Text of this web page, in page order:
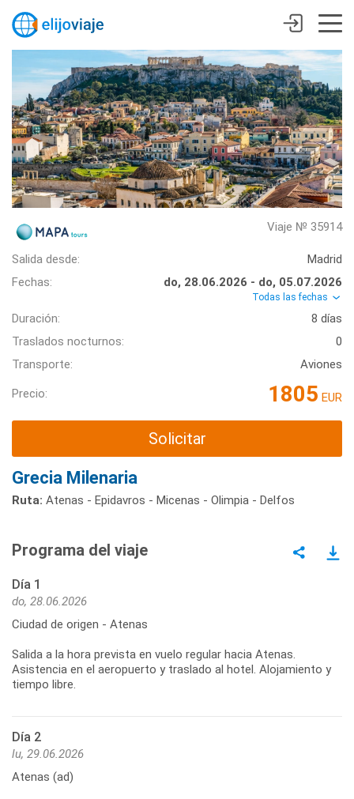
Viaje № 35914
Salida desde:
Madrid
Fechas:
do, 28.06.2026 - do, 05.07.2026
Todas las fechas
Duración:
8 días
Traslados nocturnos:
0
Transporte:
Aviones
Precio: 1805 EUR
Solicitar
Grecia Milenaria
Ruta: Atenas - Epidavros - Micenas - Olimpia - Delfos
Programa del viaje
Día 1
do, 28.06.2026
Ciudad de origen - Atenas
Salida a la hora prevista en vuelo regular hacia Atenas.
Asistencia en el aeropuerto y traslado al hotel. Alojamiento y
Día 2
lu, 29.06.2026
Atenas (ad)